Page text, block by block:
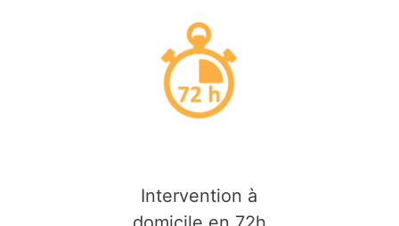
Intervention à